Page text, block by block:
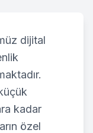
dijital
kadar
özel